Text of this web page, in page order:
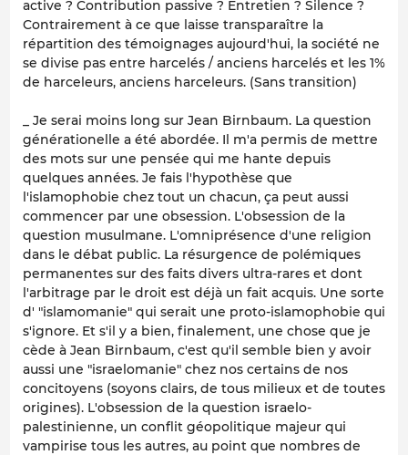
active ? Contribution passive ? Entretien ? Silence ?
Contrairement à ce que laisse transparaître la
répartition des témoignages aujourd'hui, la société ne
se divise pas entre harcelés / anciens harcelés et les 1%
de harceleurs, anciens harceleurs. (Sans transition)
_ Je serai moins long sur Jean Birnbaum. La question
générationelle a été abordée. Il m'a permis de mettre
des mots sur une pensée qui me hante depuis
quelques années. Je fais l'hypothèse que
l'islamophobie chez tout un chacun, ça peut aussi
commencer par une obsession. L'obsession de la
question musulmane. L'omniprésence d'une religion
dans le débat public. La résurgence de polémiques
permanentes sur des faits divers ultra-rares et dont
l'arbitrage par le droit est déjà un fait acquis. Une sorte
d' "islamomanie" qui serait une proto-islamophobie qui
s'ignore. Et s'il y a bien, finalement, une chose que je
cède à Jean Birnbaum, c'est qu'il semble bien y avoir
aussi une "israelomanie" chez nos certains de nos
concitoyens (soyons clairs, de tous milieux et de toutes
origines). L'obsession de la question israelo-
palestinienne, un conflit géopolitique majeur qui
vampirise tous les autres, au point que nombres de